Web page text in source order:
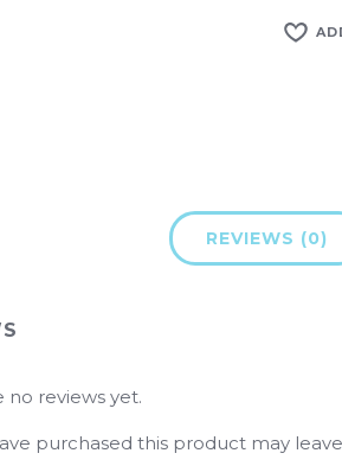
REVIEWS (0)
no reviews yet.
purchased this product may